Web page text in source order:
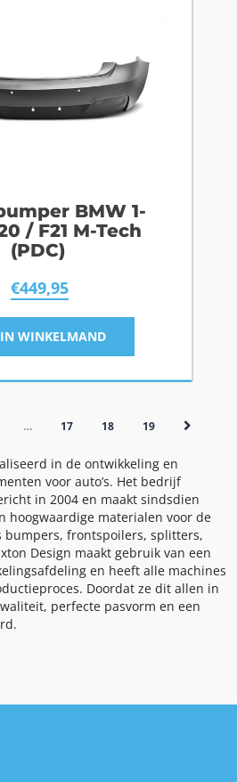
BMW 1-
/ F21 M-Tech
(PDC)
€449,95
WINKELMAND
… 17 18 19
in de ontwikkeling en
voor auto’s. Het bedrijf
in 2004 en maakt sindsdien
hoogwaardige materialen voor de
bumpers, frontspoilers, splitters,
Design maakt gebruik van een
en heeft alle machines
Doordat ze dit allen in
perfecte pasvorm en een